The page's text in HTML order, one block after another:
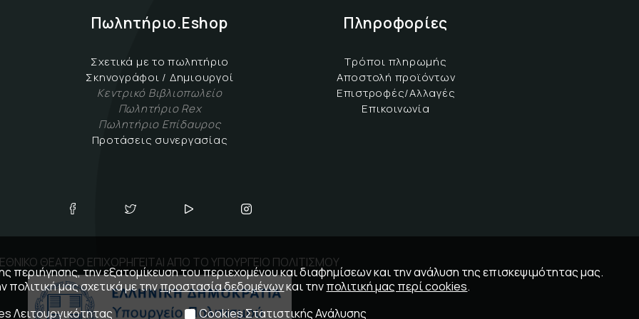
Πωλητήριο.Eshop
Σχετικά με το πωλητήριο
Σκηνογράφοι / Δημιουργοί
Κεντρικό Βιβλιοπωλείο
Πωλητήριο Rex
Πωλητήριο Επίδαυρος
Προτάσεις συνεργασίας
Πληροφορίες
Τρόποι πληρωμής
Αποστολή προϊόντων
Επιστροφές/Αλλαγές
Επικοινωνία
ΘΕΑΤΡΟ ΕΠΙΧΟΡΗΓΕΙΤΑΙ ΑΠΟ ΤΟ ΥΠΟΥΡΓΕΙΟ ΠΟΛΙΤΙΣΜΟΥ
περιήγησης, την εξατομίκευση του περιεχομένου και διαφημίσεων και την ανάλυση της επισκεψιμότητας μας.
πολιτική μας σχετικά με τηνπροστασία δεδομένωνκαι τηνπολιτική μας περί cookies.
Λειτουργικότητας
Cookies Στατιστικής Ανάλυσης